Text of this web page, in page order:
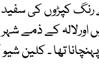
کپڑوں کی سفید
اورلالہ کے ذمے
تھا ۔ کلین